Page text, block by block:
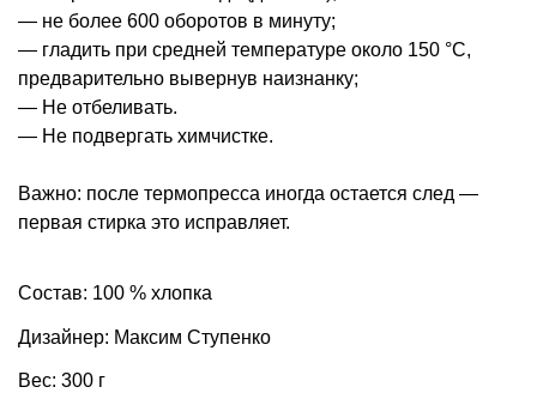
— не более 600 оборотов в минуту;
— гладить при средней температуре около 150 °С,
предварительно вывернув наизнанку;
— Не отбеливать.
— Не подвергать химчистке.
Важно: после термопресса иногда остается след —
первая стирка это исправляет.
Состав: 100 % хлопка
Дизайнер: Максим Ступенко
Вес: 300 г